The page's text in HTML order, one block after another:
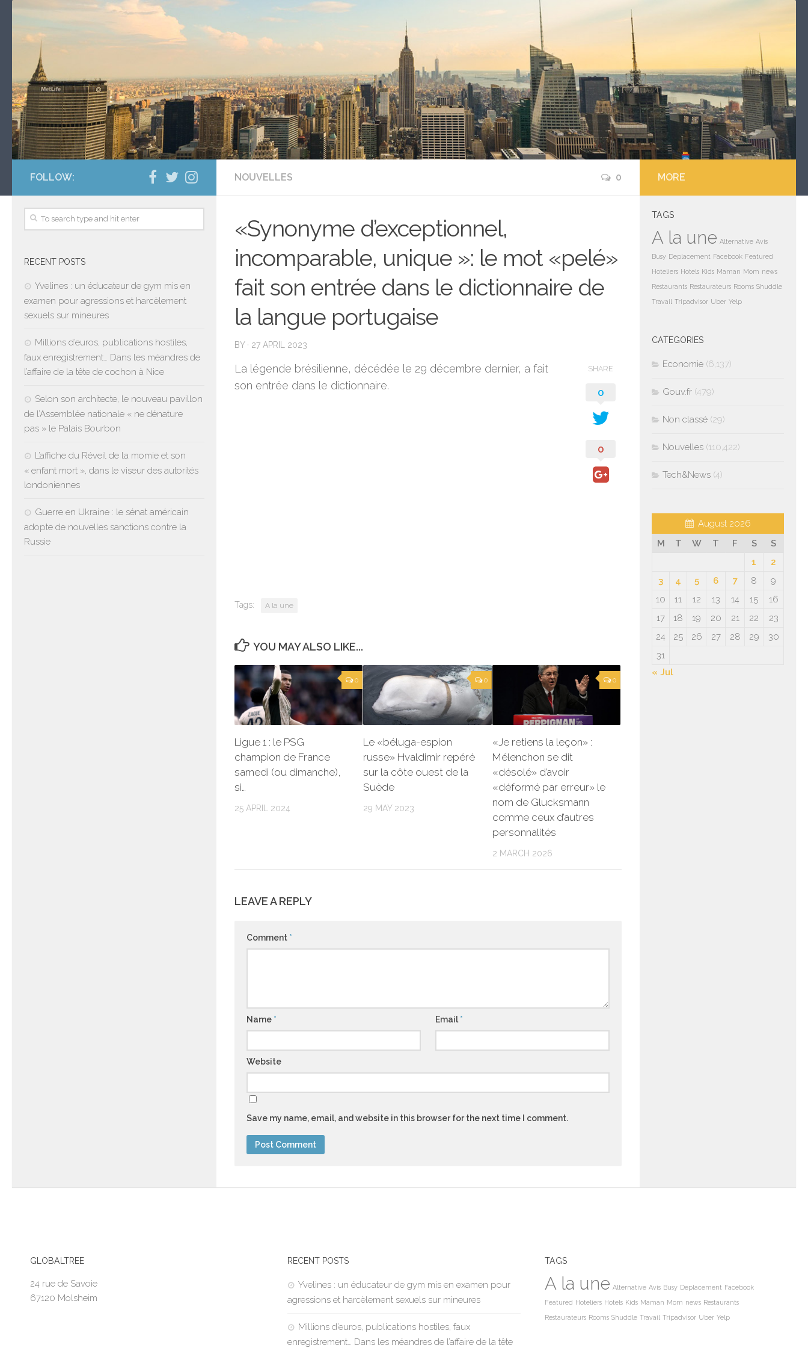
NOUVELLES 0
«Synonyme d’exceptionnel,
incomparable, unique »: le mot «pelé»
fait son entrée dans le dictionnaire de
la langue portugaise
BY · 27 APRIL 2023
La légende brésilienne, décédée le 29 décembre dernier, a fait
son entrée dans le dictionnaire.
SHARE
0
0
Tags: A la une
YOU MAY ALSO LIKE...
0
Ligue 1 : le PSG
champion de France
samedi (ou dimanche),
si…
25 APRIL 2024
0
Le «béluga-espion
russe» Hvaldimir repéré
sur la côte ouest de la
Suède
29 MAY 2023
0
«Je retiens la leçon» :
Mélenchon se dit
«désolé» d’avoir
«déformé par erreur» le
nom de Glucksmann
comme ceux d’autres
personnalités
2 MARCH 2026
LEAVE A REPLY
Comment *
Name * Email*
Website
Save my name, email, and website in this browser for the next time I comment.
FOLLOW:
RECENT POSTS
Yvelines : un éducateur de gym mis en
examen pour agressions et harcèlement
sexuels sur mineures
Millions d’euros, publications hostiles,
faux enregistrement… Dans les méandres de
l’affaire de la tête de cochon à Nice
Selon son architecte, le nouveau pavillon
de l’Assemblée nationale « ne dénature
pas » le Palais Bourbon
L’affiche du Réveil de la momie et son
« enfant mort », dans le viseur des autorités
londoniennes
Guerre en Ukraine : le sénat américain
adopte de nouvelles sanctions contre la
Russie
MORE
TAGS
A la une Alternative Avis
Busy Deplacement Facebook Featured
Hoteliers Hotels Kids Maman Mom news
Restaurants Restaurateurs Rooms Shuddle
Travail Tripadvisor Uber Yelp
CATEGORIES
Economie (6,137)
Gouv.fr (479)
Non classé (29)
Nouvelles (110,422)
Tech&News (4)
August 2026
M
T W T F S
S
1
2
3
4 5 6 7 8
9
10
11 12 13 14 15
16
17
18 19 20 21 22
23
24
25 26 27 28 29
30
31
« Jul
GLOBALTREE
24 rue de Savoie
67120 Molsheim
RECENT POSTS
Yvelines : un éducateur de gym mis en examen pour
agressions et harcèlement sexuels sur mineures
Millions d’euros, publications hostiles, faux
enregistrement… Dans les méandres de l’affaire de la tête
TAGS
A la une Alternative Avis Busy Deplacement Facebook
Featured Hoteliers Hotels Kids Maman Mom news Restaurants
Restaurateurs Rooms Shuddle Travail Tripadvisor Uber Yelp